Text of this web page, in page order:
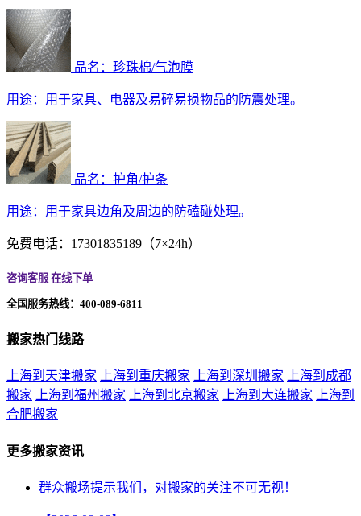
品名：珍珠棉/气泡膜
用途： 用于家具、电器及易碎易损物品的防震处理。
品名：护角/护条
用途： 用于家具边角及周边的防磕碰处理。
免费电话：17301835189（7×24h）
咨询客服 在线下单
全国服务热线：400-089-6811
搬家热门线路
上海到天津搬家 上海到重庆搬家 上海到深圳搬家 上海到成都
搬家 上海到福州搬家 上海到北京搬家 上海到大连搬家 上海到
合肥搬家
更多搬家资讯
群众搬场提示我们，对搬家的关注不可无视！